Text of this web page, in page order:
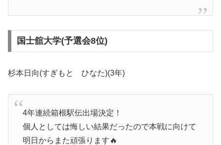
国士舘大学(予選会8位)
杉本日向(すぎもと ひなた)(3年)
4年連続箱根駅伝出場決定！
個人としては悔しい結果だったので本戦に向けて
明日からまた頑張ります🔥